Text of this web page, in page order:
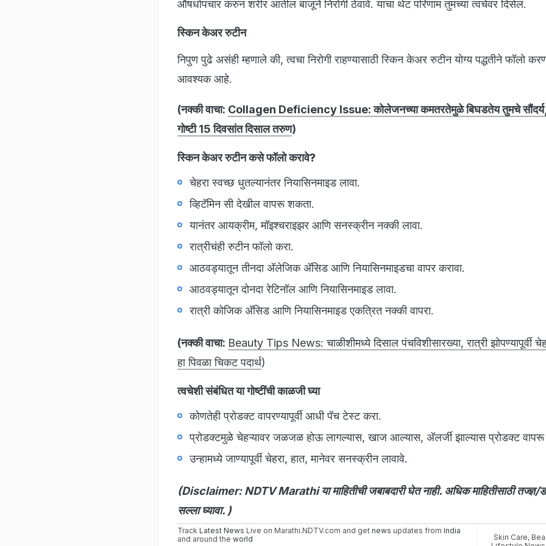
औषधोपचार करुन शरीर आतील बाजूने निरोगी ठेवावे. याचा थेट परिणाम तुमच्या त्वचेवर दिसेल.
स्किन केअर रुटीन
निपुण पुढे असंही म्हणाले की, त्वचा निरोगी राहण्यासाठी स्किन केअर रुटीन योग्य पद्धतीने फॉलो
आवश्यक आहे.
(नक्की वाचा: Collagen Deficiency Issue: कोलेजनच्या कमतरतेमुळे बिघडतेय तुमचे सौंदर्य,
गोष्टी 15 दिवसांत दिसाल तरुण)
स्किन केअर रुटीन कसे फॉलो करावे?
चेहरा स्वच्छ धुतल्यानंतर नियासिनमाइड लावा.
व्हिटॅमिन सी देखील वापरू शकता.
यानंतर आयक्रीम, मॉइश्चराइझर आणि सनस्क्रीन नक्की लावा.
रात्रीचंही रुटीन फॉलो करा.
आठवड्यातून तीनदा अ‍ॅलेजिक अ‍ॅसिड आणि नियासिनमाइडचा वापर करावा.
आठवड्यातून दोनदा रेटिनॉल आणि नियासिनमाइड लावा.
रात्री कोजिक अ‍ॅसिड आणि नियासिनमाइड एकत्रित नक्की वापरा.
(नक्की वाचा: Beauty Tips News: चाळीशीमध्ये दिसाल पंचविशीसारख्या, रात्री झोपण्यापूर्वी
हा पिवळा चिकट पदार्थ)
त्वचेशी संबंधित या गोष्टींची काळजी घ्या
कोणतेही प्रोडक्ट वापरण्यापूर्वी आधी पॅच टेस्ट करा.
प्रोडक्टमुळे चेहऱ्यावर जळजळ होऊ लागल्यास, खाज आल्यास, अ‍ॅलर्जी झाल्यास प्रोडक्ट
उन्हामध्ये जाण्यापूर्वी चेहरा, हात, मानेवर सनस्क्रीन लावावे.
(Disclaimer: NDTV Marathi या माहितीची जबाबदारी घेत नाही. अधिक माहितीसाठी तज्ज्ञ/
सल्ला घ्यावा. )
Track Latest News Live on Marathi.NDTV.com and get news updates from India
and around the world Skin Care,